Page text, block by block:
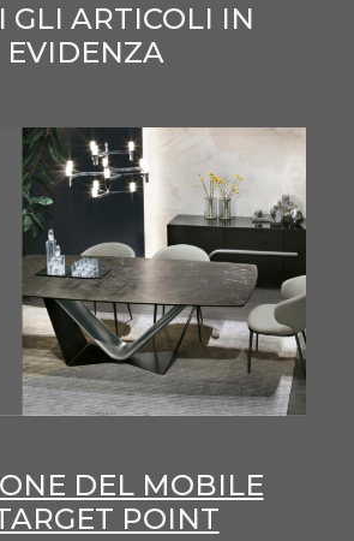
GLI ARTICOLI IN
EVIDENZA
DEL MOBILE
POINT